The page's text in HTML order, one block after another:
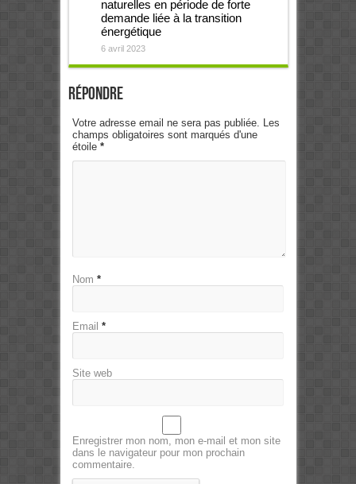
naturelles en période de forte
demande liée à la transition
énergétique
6 avril 2023
Répondre
Votre adresse email ne sera pas publiée. Les
champs obligatoires sont marqués d'une
étoile *
Nom *
Email *
Site web
Enregistrer mon nom, mon e-mail et mon site
dans le navigateur pour mon prochain
commentaire.